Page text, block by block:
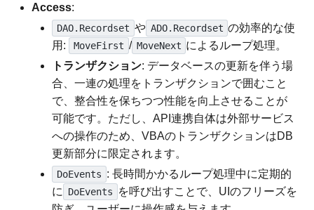
Access:
DAO.Recordset や ADO.Recordset の効率的な使
用:
MoveFirst / MoveNext によるループ処理。
トランザクション: データベースの更新を伴う場
合、一連の処理をトランザクションで囲むこと
で、整合性を保ちつつ性能を向上させることが
可能です。ただし、API連携自体は外部サービス
への操作のため、VBAのトランザクションはDB
更新部分に限定されます。
DoEvents : 長時間かかるループ処理中に定期的
に
DoEvents
を呼び出すことで、UIのフリーズを